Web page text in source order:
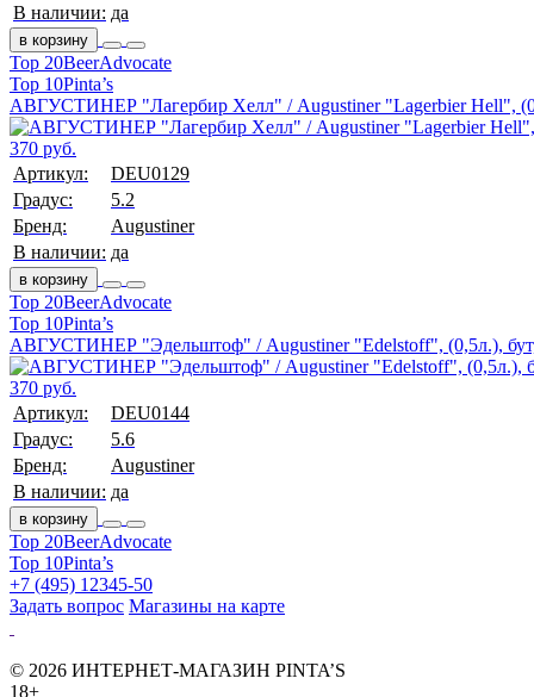
В наличии: да
в корзину
Top 20BeerAdvocate
Top 10Pinta’s
АВГУСТИНЕР "Лагербир Хелл" / Augustiner "Lagerbier Hell",
370 руб.
Артикул:
DEU0129
Градус:
5.2
Бренд:
Augustiner
В наличии: да
в корзину
Top 20BeerAdvocate
Top 10Pinta’s
АВГУСТИНЕР "Эдельштоф" / Augustiner "Edelstoff", (0,5л.), бут,
370 руб.
Артикул:
DEU0144
Градус:
5.6
Бренд:
Augustiner
В наличии: да
в корзину
Top 20BeerAdvocate
Top 10Pinta’s
+7 (495) 12345-50
Задать вопрос Магазины на карте
© 2026 ИНТЕРНЕТ-МАГАЗИН PINTA’S
18+